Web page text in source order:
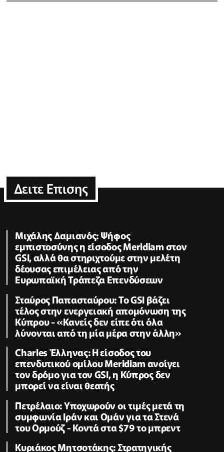
Δειτε Επισης
Μιχάλης Δαμιανός: Ψήφος
εμπιστοσύνης η είσοδος Meridiam στον
GSI, αλλά θα στηριχτούμε στην μελέτη
δέουσας επιμέλειας από την
Ευρωπαϊκή Τράπεζα Επενδύσεων
Σταύρος Παπασταύρου: Το GSI βάζει
τέλος στην ενεργειακή απομόνωση της
Κύπρου - «Κανείς δεν είπε ότι όλα
λύνονται από τη μία μέρα στην άλλη»
Charles Έλληνας: Η είσοδος του
επενδυτικού ομίλου Meridiam ανοίγει
τον δρόμο για τον GSI, η Κύπρος δεν
μπορεί να είναι θεατής
Πετρέλαιο: Υποχωρούν οι τιμές μετά τη
συμφωνία Ιράν και Ομάν για τα Στενά
του Ορμούζ - Κοντά στα $79 το μπρεντ
Κυριάκος Μητσοτάκης: Στρατηγικής